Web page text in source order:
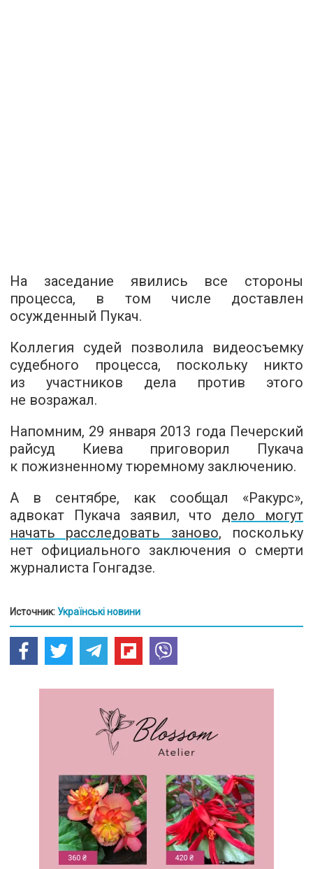
На заседание явились все стороны
процесса, в том числе доставлен
осужденный Пукач.
Коллегия судей позволила видеосъемку
судебного процесса, поскольку никто
из участников дела против этого
не возражал.
Напомним, 29 января 2013 года Печерский
райсуд Киева приговорил Пукача
к пожизненному тюремному заключению.
А в сентябре, как сообщал «Ракурс»,
адвокат Пукача заявил, что дело могут
начать расследовать заново, поскольку
нет официального заключения о смерти
журналиста Гонгадзе.
Источник: Українські новини